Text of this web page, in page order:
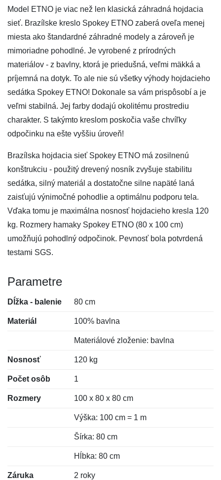
Model ETNO je viac než len klasická záhradná hojdacia
sieť. Brazílske kreslo Spokey ETNO zaberá oveľa menej
miesta ako štandardné záhradné modely a zároveň je
mimoriadne pohodlné. Je vyrobené z prírodných
materiálov - z bavlny, ktorá je priedušná, veľmi mäkká a
príjemná na dotyk. To ale nie sú všetky výhody hojdacieho
sedátka Spokey ETNO! Dokonale sa vám prispôsobí a je
veľmi stabilná. Jej farby dodajú okolitému prostrediu
charakter. S takýmto kreslom poskočia vaše chvíľky
odpočinku na ešte vyššiu úroveň!
Brazílska hojdacia sieť Spokey ETNO má zosilnenú
konštrukciu - použitý drevený nosník zvyšuje stabilitu
sedátka, silný materiál a dostatočne silne napäté laná
zaisťujú výnimočné pohodlie a optimálnu podporu tela.
Vďaka tomu je maximálna nosnosť hojdacieho kresla 120
kg. Rozmery hamaky Spokey ETNO (80 x 100 cm)
umožňujú pohodlný odpočinok. Pevnosť bola potvrdená
testami SGS.
Parametre
Dĺžka - balenie 80 cm
Materiál 100% bavlna
Materiálové zloženie: bavlna
Nosnosť 120 kg
Počet osôb 1
Rozmery 100 x 80 x 80 cm
Výška: 100 cm = 1 m
Šírka: 80 cm
Hĺbka: 80 cm
Záruka 2 roky